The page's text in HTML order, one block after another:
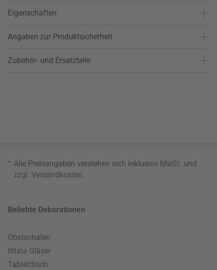
Eigenschaften
Angaben zur Produktsicherheit
Zubehör- und Ersatzteile
* Alle Preisangaben verstehen sich inklusive MwSt. und
zzgl. Versandkosten
Beliebte Dekorationen
Obstschalen
Iittala Gläser
Tabletttisch